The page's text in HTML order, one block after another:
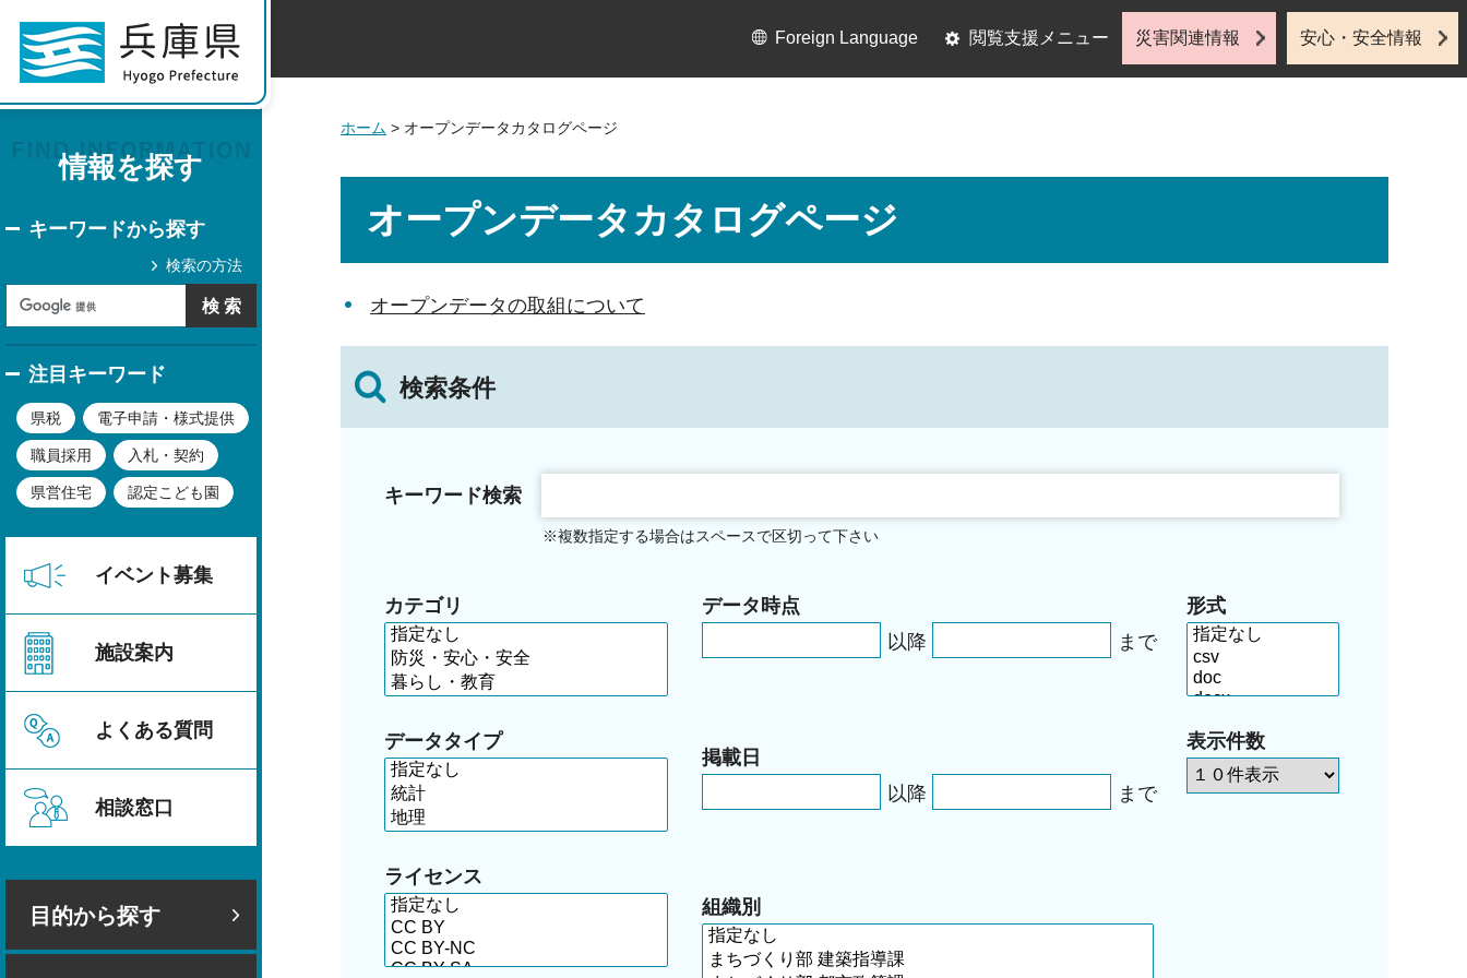
情報を探す
キーワードから探す
検索の方法
注目キーワード
県税 電子申請・様式提供
職員採用 入札・契約
県営住宅 認定こども園
イベント募集
施設案内
よくある質問
相談窓口
目的から探す
Foreign Language 閲覧支援メニュー 災害関連情報 安心・安全情報
ホーム > オープンデータカタログページ
オープンデータカタログページ
オープンデータの取組について
検索条件
キーワード検索
※複数指定する場合はスペースで区切って下さい
カテゴリ
データタイプ
ライセンス
データ時点
以降
まで
掲載日
以降
まで
形式
表示件数
組織別